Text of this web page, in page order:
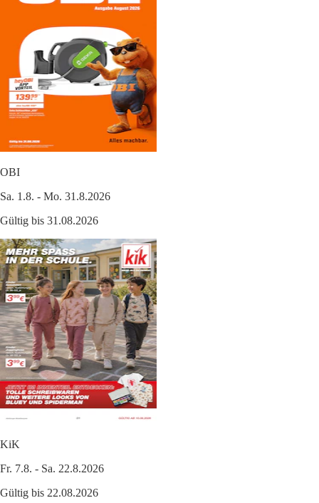
OBI
Sa. 1.8. - Mo. 31.8.2026
Gültig bis 31.08.2026
KiK
Fr. 7.8. - Sa. 22.8.2026
Gültig bis 22.08.2026